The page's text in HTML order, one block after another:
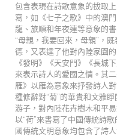
包含表現在詩歌意象的拔取
寫，如《七子之歌》中的澳
龍、旅順和年夜連等意象的
“母親，我要回來，母親”，
德，又表達了他對內陸家園
《發明》《天安門》《長城
來表示詩人的愛國之情。其
雁》以雁為意象來抒發詩人
種修辭對“菊”的華貴和文雅
游子，對內陸花卉樹木和平
以“荷”來書寫了中國傳統詩
國傳統文明意象均包含了詩